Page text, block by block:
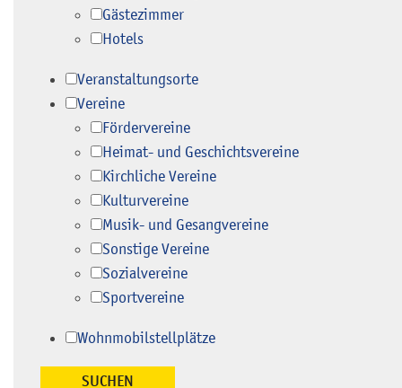
Gästezimmer
Hotels
Veranstaltungsorte
Vereine
Fördervereine
Heimat- und Geschichtsvereine
Kirchliche Vereine
Kulturvereine
Musik- und Gesangvereine
Sonstige Vereine
Sozialvereine
Sportvereine
Wohnmobilstellplätze